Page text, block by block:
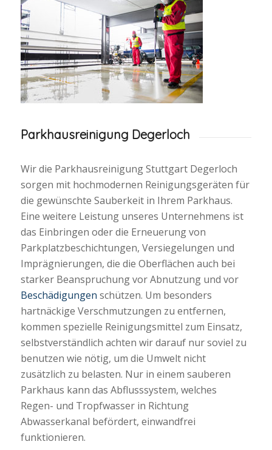
Parkhausreinigung Degerloch
Wir die Parkhausreinigung Stuttgart Degerloch
sorgen mit hochmodernen Reinigungsgeräten für
die gewünschte Sauberkeit in Ihrem Parkhaus.
Eine weitere Leistung unseres Unternehmens ist
das Einbringen oder die Erneuerung von
Parkplatzbeschichtungen, Versiegelungen und
Imprägnierungen, die die Oberflächen auch bei
starker Beanspruchung vor Abnutzung und vor
Beschädigungen schützen. Um besonders
hartnäckige Verschmutzungen zu entfernen,
kommen spezielle Reinigungsmittel zum Einsatz,
selbstverständlich achten wir darauf nur soviel zu
benutzen wie nötig, um die Umwelt nicht
zusätzlich zu belasten. Nur in einem sauberen
Parkhaus kann das Abflusssystem, welches
Regen- und Tropfwasser in Richtung
Abwasserkanal befördert, einwandfrei
funktionieren.